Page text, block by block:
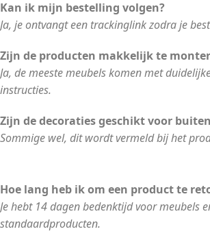
Kan ik mijn bestelling volgen?
Ja, je ontvangt een trackinglink zodra je
Zijn de producten makkelijk te
Ja, de meeste meubels komen met
instructies.
Zijn de decoraties geschikt voor
Sommige wel, dit wordt vermeld bij het
Hoe lang heb ik om een product te
Je hebt 14 dagen bedenktijd voor meubels
standaardproducten.